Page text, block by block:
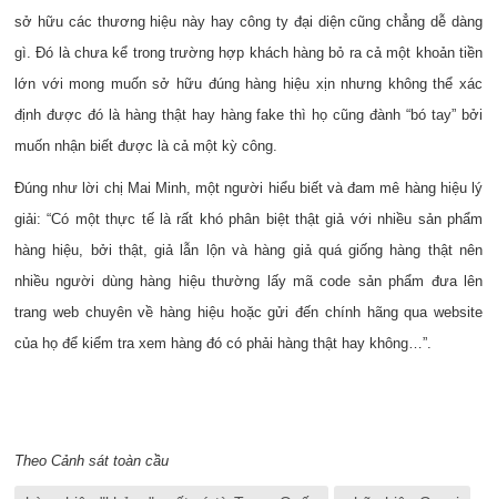
sở hữu các thương hiệu này hay công ty đại diện cũng chẳng dễ dàng
gì. Đó là chưa kể trong trường hợp khách hàng bỏ ra cả một khoản tiền
lớn với mong muốn sở hữu đúng hàng hiệu xịn nhưng không thể xác
định được đó là hàng thật hay hàng fake thì họ cũng đành “bó tay” bởi
muốn nhận biết được là cả một kỳ công.
Đúng như lời chị Mai Minh, một người hiểu biết và đam mê hàng hiệu lý
giải: “Có một thực tế là rất khó phân biệt thật giả với nhiều sản phẩm
hàng hiệu, bởi thật, giả lẫn lộn và hàng giả quá giống hàng thật nên
nhiều người dùng hàng hiệu thường lấy mã code sản phẩm đưa lên
trang web chuyên về hàng hiệu hoặc gửi đến chính hãng qua website
của họ để kiểm tra xem hàng đó có phải hàng thật hay không…”.
Theo Cảnh sát toàn cầu